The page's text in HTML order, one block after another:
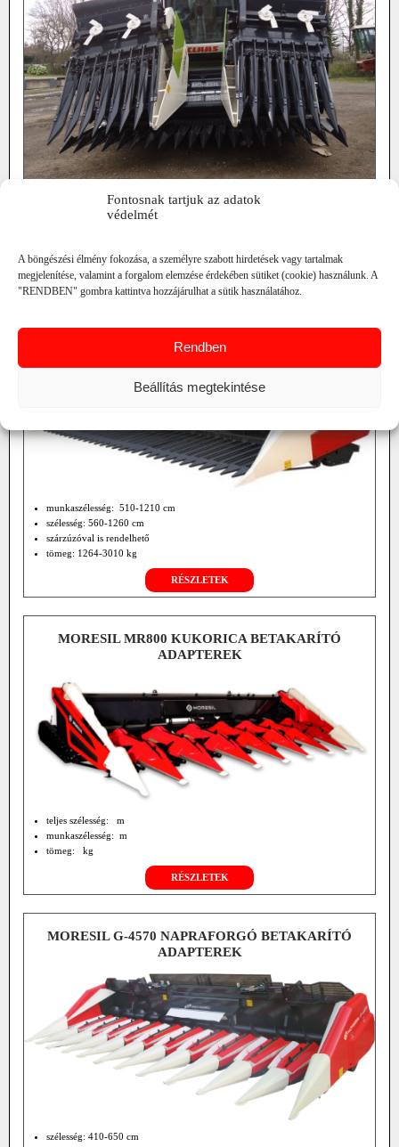
Fontosnak tartjuk az adatok
védelmét
A böngészési élmény fokozása, a személyre szabott hirdetések vagy tartalmak
megjelenítése, valamint a forgalom elemzése érdekében sütiket (cookie) használunk. A
"RENDBEN" gombra kattintva hozzájárulhat a sütik használatához.
Rendben
Beállítás megtekintése
munkaszélesség: 6.6 / 7.1 m
szárzúzóval is rendelhető
RÉSZLETEK
MORESIL GB FIX SORFÜGGETLEN NAPRAFORGÓ
ADAPTEREK
munkaszélesség: 510-1210 cm
szélesség: 560-1260 cm
szárzúzóval is rendelhető
tömeg: 1264-3010 kg
RÉSZLETEK
MORESIL MR800 KUKORICA BETAKARÍTÓ
ADAPTEREK
teljes szélesség: m
munkaszélesség: m
tömeg: kg
RÉSZLETEK
MORESIL G-4570 NAPRAFORGÓ BETAKARÍTÓ
ADAPTEREK
szélesség: 410-650 cm